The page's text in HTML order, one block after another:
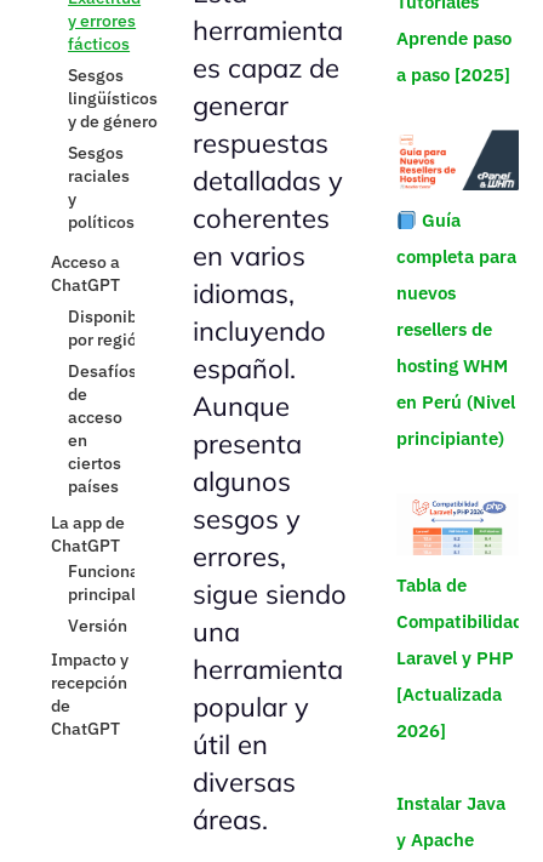
por región
Desafíos
de
acceso
en
ciertos
países
La app de
ChatGPT
Funcionalidades
principales
Versión
para iOS
Uso de
la API
Integraciones
comunes
Ventajas
de la
API
Impacto y
recepción
de
ChatGPT
herramienta
es capaz de
generar
respuestas
detalladas y
coherentes
en varios
idiomas,
incluyendo
español.
Aunque
presenta
algunos
sesgos y
errores,
sigue siendo
una
herramienta
popular y
útil en
diversas
áreas.
Aprende paso
a paso [2025]
Guía
completa para
nuevos
resellers de
hosting WHM
en Perú (Nivel
principiante)
Tabla de
Compatibilidad
Laravel y PHP
[Actualizada
2026]
Instalar Java
y Apache